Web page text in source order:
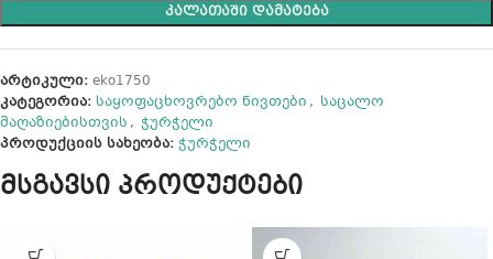
ᲙᲐᲚᲐᲗᲐᲨᲘ ᲓᲐᲛᲐᲢᲔᲑᲐ
არტიკული: eko1750
კატეგორია: საყოფაცხოვრებო ნივთები , საცალო
მაღაზიებისთვის , ჭურჭელი
პროდუქციის სახეობა: ჭურჭელი
მსგავსი პროდუქტები